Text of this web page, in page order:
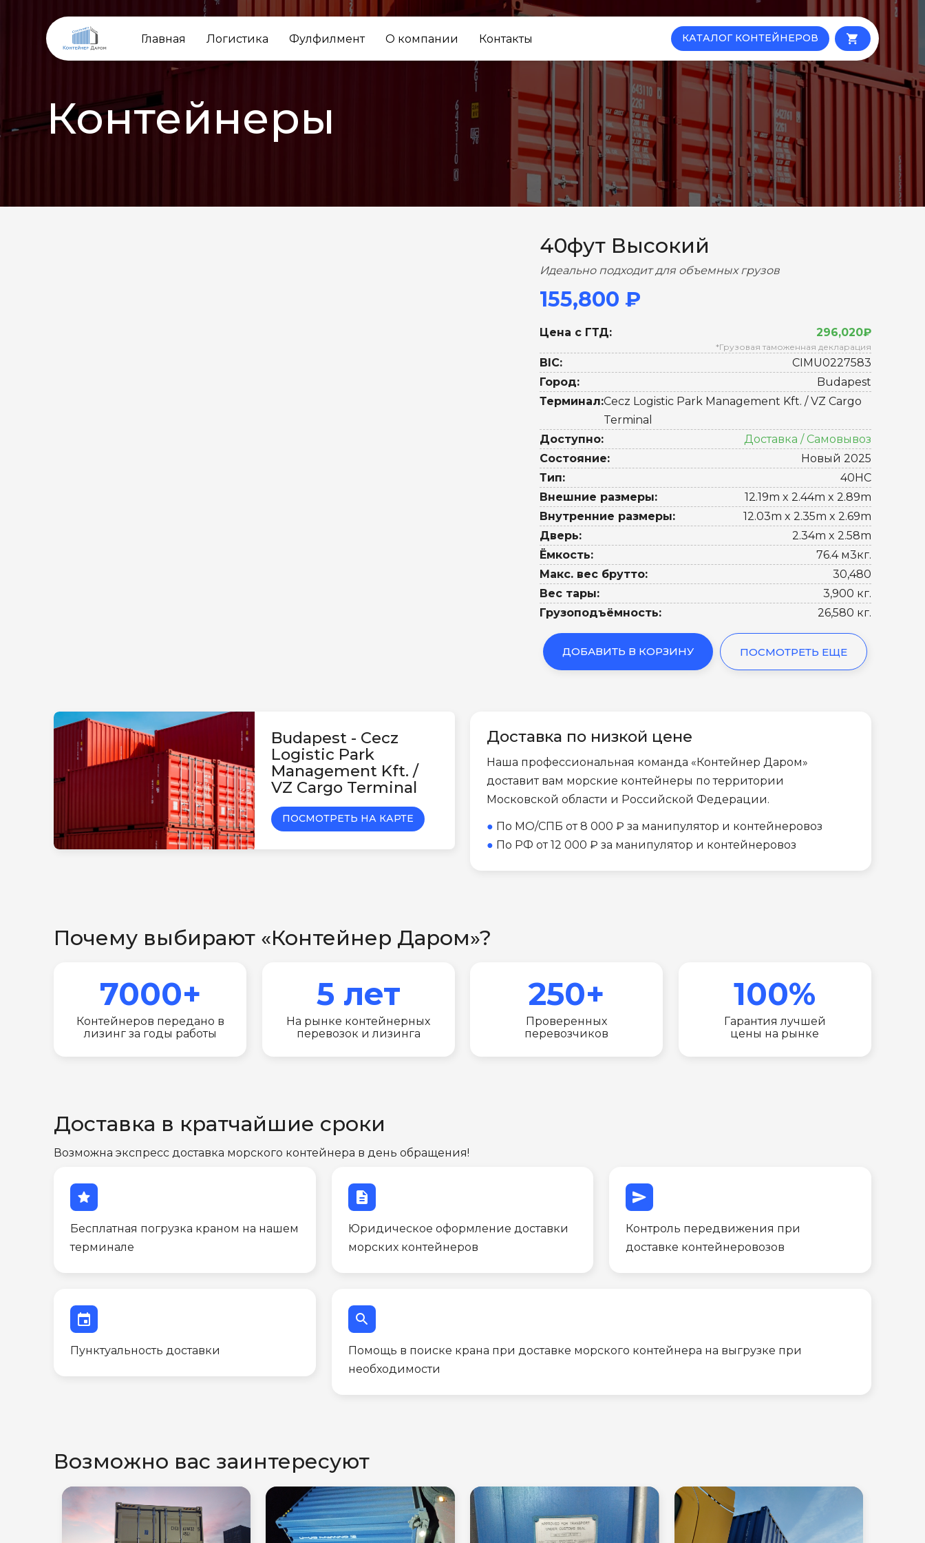
Главная Логистика Фулфилмент О компании Контакты КАТАЛОГ КОНТЕЙНЕРОВ local_grocery_store
Контейнеры
НАЗАД ВПЕРЕД
40фут Высокий
Идеально подходит для объемных грузов
155,800 ₽
Цена с ГТД: 296,020₽
*Грузовая таможенная декларация
BIC:
CIMU0227583
Город:
Budapest
Терминал:Cecz Logistic Park Management Kft. / VZ Cargo
Terminal
Доступно:
Доставка / Самовывоз
Состояние:
Новый 2025
Тип:
40HC
Внешние размеры:
12.19m x 2.44m x 2.89m
Внутренние размеры:
12.03m x 2.35m x 2.69m
Дверь:
2.34m x 2.58m
Ёмкость:
76.4 м3кг.
Макс. вес брутто:
30,480
Вес тары:
3,900 кг.
Грузоподъёмность:
26,580 кг.
ДОБАВИТЬ В КОРЗИНУ ПОСМОТРЕТЬ ЕЩЕ
Budapest - Cecz
Logistic Park
Management Kft. /
VZ Cargo Terminal
ПОСМОТРЕТЬ НА КАРТЕ
Доставка по низкой цене
Наша профессиональная команда «Контейнер Даром»
доставит вам морские контейнеры по территории
Московской области и Российской Федерации.
● По МО/СПБ от 8 000 ₽ за манипулятор и контейнеровоз
● По РФ от 12 000 ₽ за манипулятор и контейнеровоз
Почему выбирают «Контейнер Даром»?
7000+
Контейнеров передано в
лизинг за годы работы
5 лет
На рынке контейнерных
перевозок и лизинга
250+
Проверенных
перевозчиков
100%
Гарантия лучшей
цены на рынке
Доставка в кратчайшие сроки
Возможна экспресс доставка морского контейнера в день обращения!
star
Бесплатная погрузка краном на нашем
терминале
description
Юридическое оформление доставки
морских контейнеров
send
Контроль передвижения при
доставке контейнеровозов
event
Пунктуальность доставки
search
Помощь в поиске крана при доставке морского контейнера на выгрузке при
необходимости
Возможно вас заинтересуют